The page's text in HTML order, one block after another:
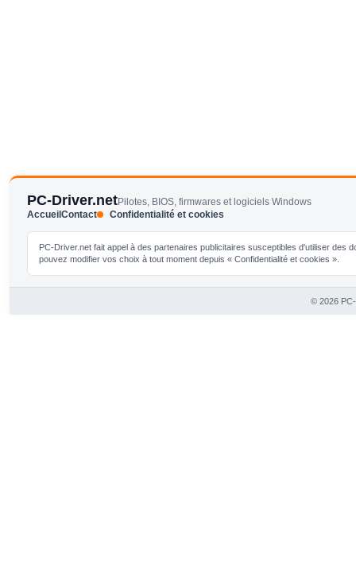
PC-Driver.netPilotes, BIOS, firmwares et logiciels Windows
AccueilContact Confidentialité et cookies
PC-Driver.net fait appel à des partenaires publicitaires susceptibles d'utiliser
pouvez modifier vos choix à tout moment depuis « Confidentialité et cookies ».
© 2026